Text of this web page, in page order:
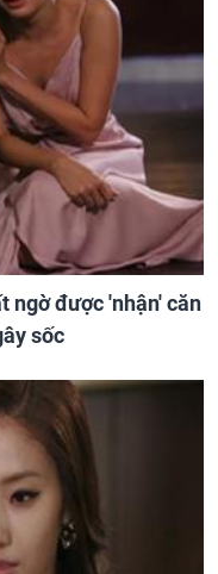
ngờ được 'nhận' căn
sốc